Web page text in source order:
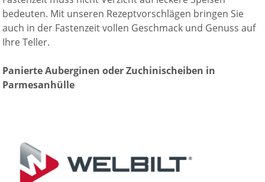
bedeuten. Mit unseren Rezeptvorschlägen bringen Sie
auch in der Fastenzeit vollen Geschmack und Genuss auf
Ihre Teller.
Panierte Auberginen oder Zuchinischeiben in
Parmesanhülle